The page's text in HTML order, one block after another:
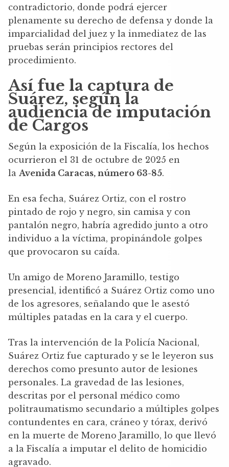
contradictorio, donde podrá ejercer
plenamente su derecho de defensa y donde la
imparcialidad del juez y la inmediatez de las
pruebas serán principios rectores del
procedimiento.
Así fue la captura de
Suárez, según la
audiencia de imputación
de Cargos
Según la exposición de la Fiscalía, los hechos
ocurrieron el 31 de octubre de 2025 en
la Avenida Caracas, número 63-85.
En esa fecha, Suárez Ortiz, con el rostro
pintado de rojo y negro, sin camisa y con
pantalón negro, habría agredido junto a otro
individuo a la víctima, propinándole golpes
que provocaron su caída.
Un amigo de Moreno Jaramillo, testigo
presencial, identificó a Suárez Ortiz como uno
de los agresores, señalando que le asestó
múltiples patadas en la cara y el cuerpo.
Tras la intervención de la Policía Nacional,
Suárez Ortiz fue capturado y se le leyeron sus
derechos como presunto autor de lesiones
personales. La gravedad de las lesiones,
descritas por el personal médico como
politraumatismo secundario a múltiples golpes
contundentes en cara, cráneo y tórax, derivó
en la muerte de Moreno Jaramillo, lo que llevó
a la Fiscalía a imputar el delito de homicidio
agravado.